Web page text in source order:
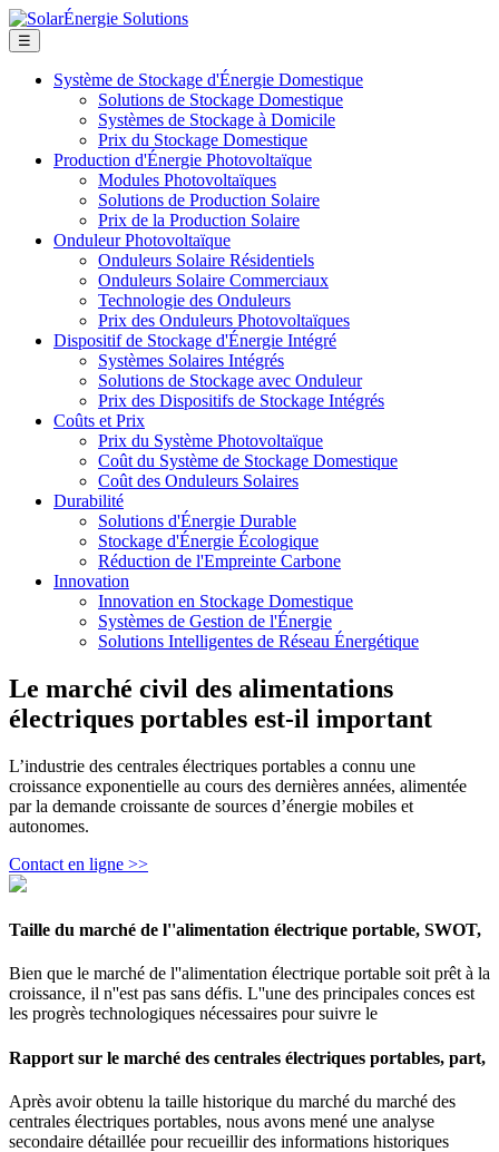
☰
Système de Stockage d'Énergie Domestique
Solutions de Stockage Domestique
Systèmes de Stockage à Domicile
Prix du Stockage Domestique
Production d'Énergie Photovoltaïque
Modules Photovoltaïques
Solutions de Production Solaire
Prix de la Production Solaire
Onduleur Photovoltaïque
Onduleurs Solaire Résidentiels
Onduleurs Solaire Commerciaux
Technologie des Onduleurs
Prix des Onduleurs Photovoltaïques
Dispositif de Stockage d'Énergie Intégré
Systèmes Solaires Intégrés
Solutions de Stockage avec Onduleur
Prix des Dispositifs de Stockage Intégrés
Coûts et Prix
Prix du Système Photovoltaïque
Coût du Système de Stockage Domestique
Coût des Onduleurs Solaires
Durabilité
Solutions d'Énergie Durable
Stockage d'Énergie Écologique
Réduction de l'Empreinte Carbone
Innovation
Innovation en Stockage Domestique
Systèmes de Gestion de l'Énergie
Solutions Intelligentes de Réseau Énergétique
Le marché civil des alimentations
électriques portables est-il important
L’industrie des centrales électriques portables a connu une
croissance exponentielle au cours des dernières années, alimentée
par la demande croissante de sources d’énergie mobiles et
autonomes.
Contact en ligne >>
Taille du marché de l''alimentation électrique portable, SWOT,
Bien que le marché de l''alimentation électrique portable soit prêt à la
croissance, il n''est pas sans défis. L''une des principales conces est
les progrès technologiques nécessaires pour suivre le
Rapport sur le marché des centrales électriques portables, part,
Après avoir obtenu la taille historique du marché du marché des
centrales électriques portables, nous avons mené une analyse
secondaire détaillée pour recueillir des informations historiques